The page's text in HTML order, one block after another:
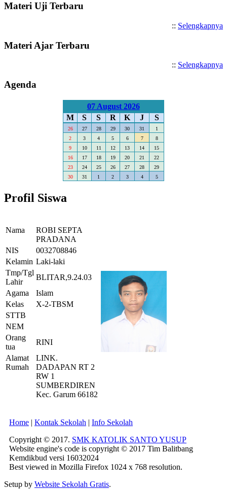
Materi Uji Terbaru
:: Selengkapnya
Materi Ajar Terbaru
:: Selengkapnya
Agenda
07 August 2026
M
S S R K J S
26 27 28 29 30 31
1
2
3 4 5 6 7
8
9
10 11 12 13 14
15
16
17 18 19 20 21
22
23
24 25 26 27 28
29
30
31 1 2 3 4 5
Profil Siswa
Nama
ROBI SEPTA
PRADANA
NIS
0032708846
Kelamin Laki-laki
Tmp/Tgl
Lahir
BLITAR,9.24.03
Agama
Islam
Kelas
X-2-TBSM
STTB
NEM
Orang
tua
RINI
Alamat
Rumah
LINK.
DADAPAN RT 2
RW 1
SUMBERDIREN
Kec. Garum 66182
Home | Kontak Sekolah | Info Sekolah
Copyright © 2017. SMK KATOLIK SANTO YUSUP
Website engine's code is copyright © 2017 Tim Balitbang
Kemdikbud versi 16032024
Best viewed in Mozilla Firefox 1024 x 768 resolution.
Setup by Website Sekolah Gratis.